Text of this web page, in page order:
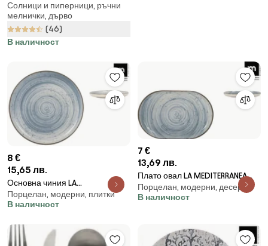
капачка от дъбова дървесина
Oval - Sagaform
Солници и пиперници, ръчни
мелнички, дърво
(46)
В наличност
8 €
15,65 лв.
Основна чиния LA
MEDITERRANEA Swirl, 25 cm,
порцелан
Порцелан, модерни, плитки
В наличност
7 €
13,69 лв.
Плато овал LA MEDITERRANEA
Swirl, Порцелан - 20x13 cm
Порцелан, модерни, десерт
В наличност